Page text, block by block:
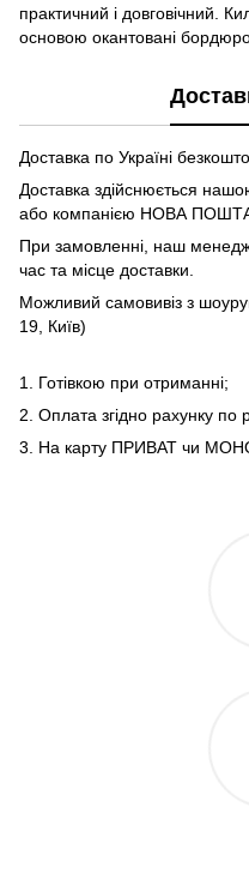
практичний і довговічний.
основою окантовані
Доставка по Україні
Доставка здійснюється
або компанією НОВА ПОШТА
При замовленні, наш
час та місце доставки.
Можливий самовивіз з
19, Київ)
1. Готівкою при отриманні;
2. Оплата згідно рахунку по
3. На карту ПРИВАТ чи